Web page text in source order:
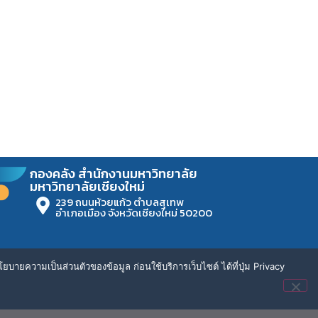
กองคลัง สำนักงานมหาวิทยาลัย
มหาวิทยาลัยเชียงใหม่
239 ถนนห้วยแก้ว ตำบลสุเทพ
อำเภอเมือง จังหวัดเชียงใหม่ 50200
ายความเป็นส่วนตัวของข้อมูล ก่อนใช้บริการเว็บไซต์ ได้ที่ปุ่ม Privacy